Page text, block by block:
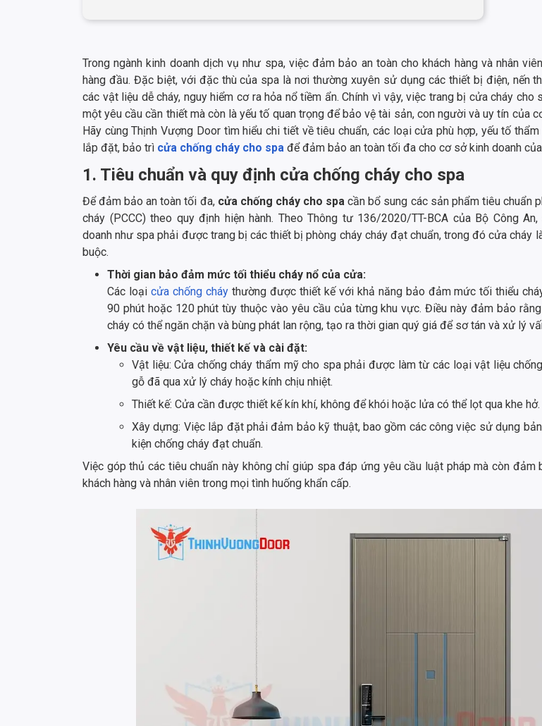
Trong ngành kinh doanh dịch vụ như spa, việc đảm bảo an toàn cho khách hàng và nhân
hàng đầu. Đặc biệt, với đặc thù của spa là nơi thường xuyên sử dụng các thiết bị điện, nến
các vật liệu dễ cháy, nguy hiểm cơ ra hỏa nổ tiềm ẩn. Chính vì vậy, việc trang bị cửa cháy cho
một yêu cầu cần thiết mà còn là yếu tố quan trọng để bảo vệ tài sản, con người và uy tín của
Hãy cùng Thịnh Vượng Door tìm hiểu chi tiết về tiêu chuẩn, các loại cửa phù hợp, yếu tố
lắp đặt, bảo trì cửa chống cháy cho spa để đảm bảo an toàn tối đa cho cơ sở kinh doanh
1. Tiêu chuẩn và quy định cửa chống cháy cho spa
Để đảm bảo an toàn tối đa,cửa chống cháy cho spa cần bổ sung các sản phẩm tiêu chuẩn
cháy (PCCC) theo quy định hiện hành. Theo Thông tư 136/2020/TT-BCA của Bộ Công
doanh như spa phải được trang bị các thiết bị phòng cháy cháy đạt chuẩn, trong đó cửa cháy
buộc.
Thời gian bảo đảm mức tối thiểu cháy nổ của cửa:
Các loại cửa chống cháythường được thiết kế với khả năng bảo đảm mức tối thiểu
90 phút hoặc 120 phút tùy thuộc vào yêu cầu của từng khu vực. Điều này đảm bảo
cháy có thể ngăn chặn và bùng phát lan rộng, tạo ra thời gian quý giá để sơ tán và xử lý
Yêu cầu về vật liệu, thiết kế và cài đặt:
Vật liệu: Cửa chống cháy thẩm mỹ cho spa phải được làm từ các loại vật liệu
gỗ đã qua xử lý cháy hoặc kính chịu nhiệt.
Thiết kế: Cửa cần được thiết kế kín khí, không để khói hoặc lửa có thể lọt qua khe hở.
Xây dựng: Việc lắp đặt phải đảm bảo kỹ thuật, bao gồm các công việc sử dụng
kiện chống cháy đạt chuẩn.
Việc góp thủ các tiêu chuẩn này không chỉ giúp spa đáp ứng yêu cầu luật pháp mà còn đảm
khách hàng và nhân viên trong mọi tình huống khẩn cấp.